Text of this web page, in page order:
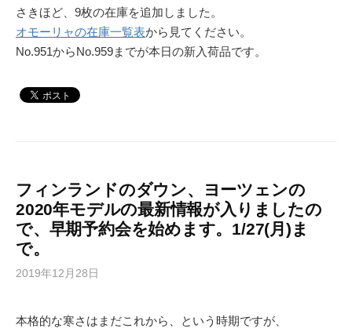
さきほど、9枚の在庫を追加しました。
オモーリャの在庫一覧表から見てください。
No.951からNo.959までが本日の新入荷品です。
フィンランドのダウン、ヨーツェンの
2020年モデルの最新情報が入りましたの
で、早期予約会を始めます。1/27(月)ま
で。
2019年12月28日
本格的な寒さはまだこれから、という時期ですが、